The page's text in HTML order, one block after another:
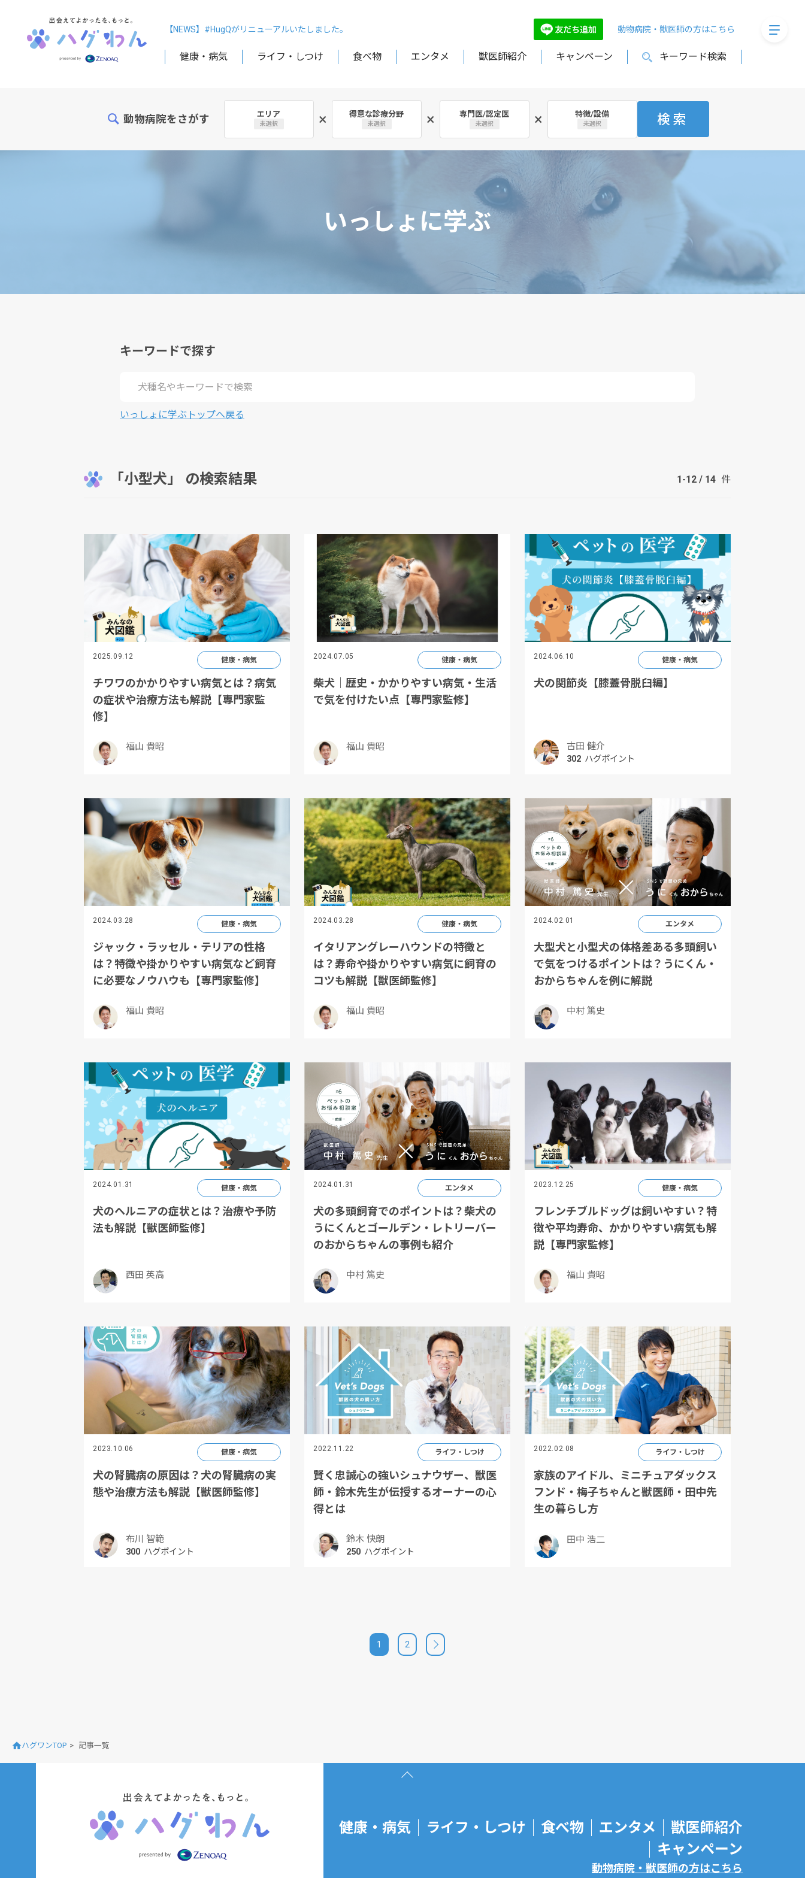
【NEWS】#HugQがリニューアルいたしました。 動物病院・獣医師の方はこちら
健康・病気 ライフ・しつけ 食べ物 エンタメ 獣医師紹介 キャンペーン キーワード検索
動物病院をさがす エリア
未選択 × 得意な診療分野
未選択 × 専門医/認定医
未選択 × 特徴/設備
未選択 検索
いっしょに学ぶ
キーワードで探す
いっしょに学ぶトップへ戻る
「小型犬」 の検索結果 1-12 / 14 件
2025.09.12 健康・病気
チワワのかかりやすい病気とは？病気
の症状や治療方法も解説【専門家監
修】
福山 貴昭
2024.07.05 健康・病気
柴犬│歴史・かかりやすい病気・生活
で気を付けたい点【専門家監修】
福山 貴昭
2024.06.10 健康・病気
犬の関節炎【膝蓋骨脱臼編】
古田 健介
302 ハグポイント
2024.03.28 健康・病気
ジャック・ラッセル・テリアの性格
は？特徴や掛かりやすい病気など飼育
に必要なノウハウも【専門家監修】
福山 貴昭
2024.03.28 健康・病気
イタリアングレーハウンドの特徴と
は？寿命や掛かりやすい病気に飼育の
コツも解説【獣医師監修】
福山 貴昭
2024.02.01 エンタメ
大型犬と小型犬の体格差ある多頭飼い
で気をつけるポイントは？うにくん・
おからちゃんを例に解説
中村 篤史
2024.01.31 健康・病気
犬のヘルニアの症状とは？治療や予防
法も解説【獣医師監修】
西田 英高
2024.01.31 エンタメ
犬の多頭飼育でのポイントは？柴犬の
うにくんとゴールデン・レトリーバー
のおからちゃんの事例も紹介
中村 篤史
2023.12.25 健康・病気
フレンチブルドッグは飼いやすい？特
徴や平均寿命、かかりやすい病気も解
説【専門家監修】
福山 貴昭
2023.10.06 健康・病気
犬の腎臓病の原因は？犬の腎臓病の実
態や治療方法も解説【獣医師監修】
布川 智範
300 ハグポイント
2022.11.22 ライフ・しつけ
賢く忠誠心の強いシュナウザー、獣医
師・鈴木先生が伝授するオーナーの心
得とは
鈴木 快朗
250 ハグポイント
2022.02.08 ライフ・しつけ
家族のアイドル、ミニチュアダックス
フンド・梅子ちゃんと獣医師・田中先
生の暮らし方
田中 浩二
1 2
ハグワンTOP 記事一覧
page top
健康・病気 ライフ・しつけ 食べ物 エンタメ
獣医師紹介
キャンペーン
動物病院・獣医師の方はこちら